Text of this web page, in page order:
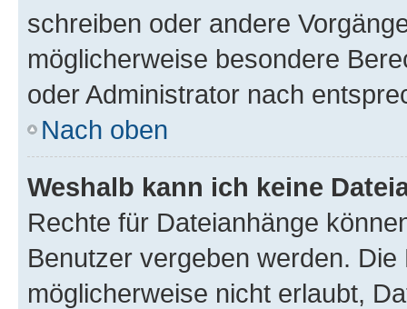
schreiben oder andere
möglicherweise besondere
oder Administrator nach
Nach oben
Weshalb kann ich keine
Rechte für Dateianhänge
Benutzer vergeben werden.
möglicherweise nicht erlaubt,